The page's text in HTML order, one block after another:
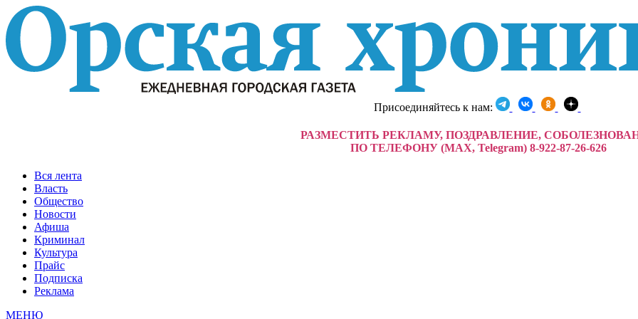
Присоединяйтесь к нам:
РАЗМЕСТИТЬ РЕКЛАМУ, ПОЗДРАВЛЕНИЕ,
ПО ТЕЛЕФОНУ (MAX, Telegram) 8-922-87-26-626
Вся лента
Власть
Общество
Новости
Афиша
Криминал
Культура
Прайс
Подписка
Реклама
МЕНЮ